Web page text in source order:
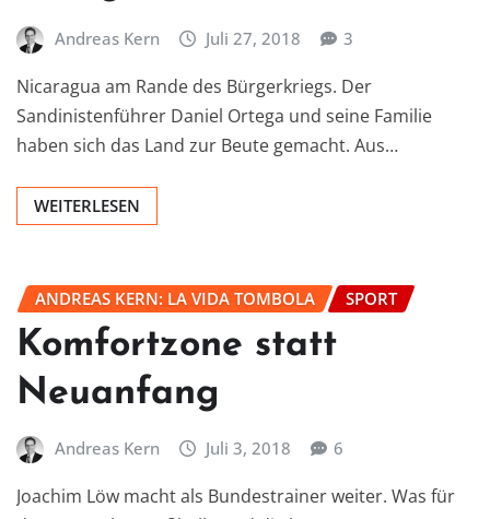
Andreas Kern Juli 27, 2018 3
Nicaragua am Rande des Bürgerkriegs. Der
Sandinistenführer Daniel Ortega und seine Familie
haben sich das Land zur Beute gemacht. Aus…
WEITERLESEN
ANDREAS KERN: LA VIDA TOMBOLA SPORT
Komfortzone statt
Neuanfang
Andreas Kern Juli 3, 2018 6
Joachim Löw macht als Bundestrainer weiter. Was für